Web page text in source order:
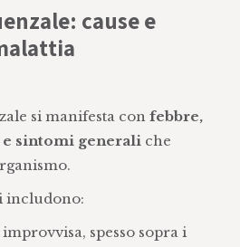
cause e
si manifesta confebbre,
sintomi generali che
includono:
improvvisa, spesso sopra i